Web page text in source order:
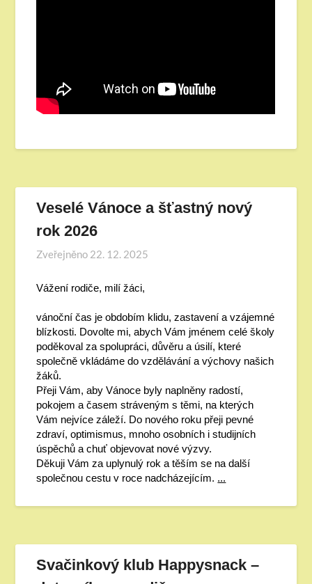
Veselé Vánoce a šťastný nový
rok 2026
Zveřejněno 22. 12. 2025
Vážení rodiče, milí žáci,
vánoční čas je obdobím klidu, zastavení a vzájemné
blízkosti. Dovolte mi, abych Vám jménem celé školy
poděkoval za spolupráci, důvěru a úsilí, které
společně vkládáme do vzdělávání a výchovy našich
žáků.
Přeji Vám, aby Vánoce byly naplněny radostí,
pokojem a časem stráveným s těmi, na kterých
Vám nejvíce záleží. Do nového roku přeji pevné
zdraví, optimismus, mnoho osobních i studijních
úspěchů a chuť objevovat nové výzvy.
Děkuji Vám za uplynulý rok a těším se na další
společnou cestu v roce nadcházejícím. ...
Svačinkový klub Happysnack –